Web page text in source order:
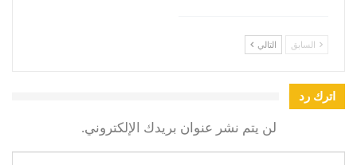
السابق التالي
اترك رد
لن يتم نشر عنوان بريدك الإلكتروني.